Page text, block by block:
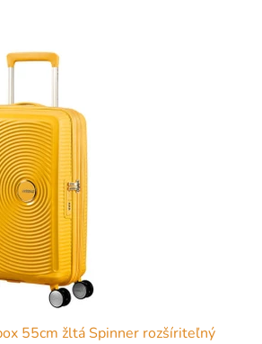
55cm žltá Spinner rozšíriteľný